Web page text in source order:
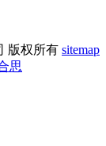
版权所有 sitemap
思